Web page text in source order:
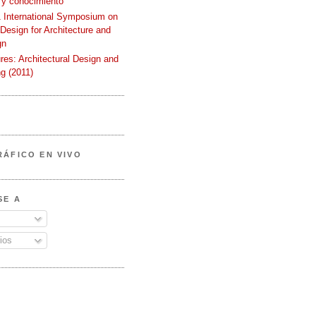
International Symposium on
for Architecture and
Architectural Design and
(2011)
EN VIVO
A